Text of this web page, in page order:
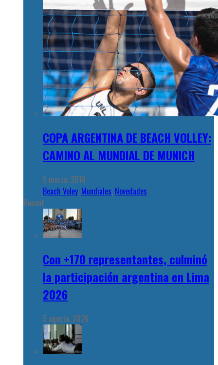
COPA ARGENTINA DE BEACH VOLLEY:
CAMINO AL MUNDIAL DE MUNICH
5 marzo, 2018
Beach Voley, Mundiales, Novedades
Recent
Con +170 representantes, culminó
la participación argentina en Lima
2026
5 agosto, 2026